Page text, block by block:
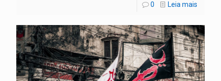
0 Leia mais